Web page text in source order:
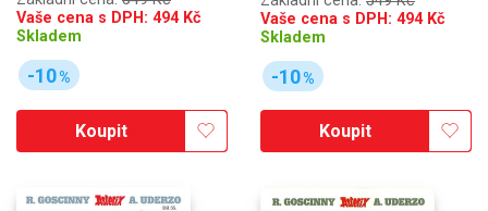
Vaše cena s DPH: 494Kč
Skladem
-10%
Koupit
Vaše cena s DPH: 494Kč
Skladem
-10%
Koupit